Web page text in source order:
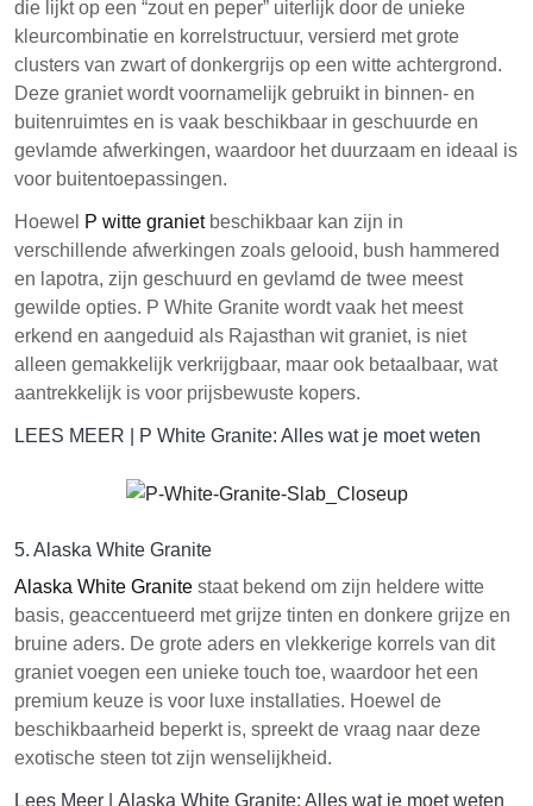
die lijkt op een “zout en peper” uiterlijk door de unieke
kleurcombinatie en korrelstructuur, versierd met grote
clusters van zwart of donkergrijs op een witte achtergrond.
Deze graniet wordt voornamelijk gebruikt in binnen- en
buitenruimtes en is vaak beschikbaar in geschuurde en
gevlamde afwerkingen, waardoor het duurzaam en ideaal is
voor buitentoepassingen.
Hoewel P witte granietbeschikbaar kan zijn in
verschillende afwerkingen zoals gelooid, bush hammered
en lapotra, zijn geschuurd en gevlamd de twee meest
gewilde opties. P White Granite wordt vaak het meest
erkend en aangeduid als Rajasthan wit graniet, is niet
alleen gemakkelijk verkrijgbaar, maar ook betaalbaar, wat
aantrekkelijk is voor prijsbewuste kopers.
LEES MEER | P White Granite: Alles wat je moet weten
5. Alaska White Granite
Alaska White Granite staat bekend om zijn heldere witte
basis, geaccentueerd met grijze tinten en donkere grijze en
bruine aders. De grote aders en vlekkerige korrels van dit
graniet voegen een unieke touch toe, waardoor het een
premium keuze is voor luxe installaties. Hoewel de
beschikbaarheid beperkt is, spreekt de vraag naar deze
exotische steen tot zijn wenselijkheid.
Lees Meer | Alaska White Granite: Alles wat je moet weten